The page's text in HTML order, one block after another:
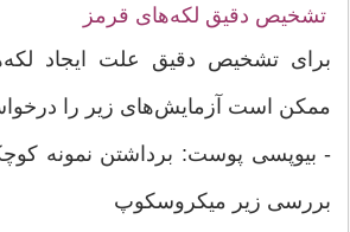
تشخیص دقیق لکه‌های قرمز
برای تشخیص دقیق علت ایجاد
ممکن است آزمایش‌های زیر را
- بیوپسی پوست: برداشتن نمونه
بررسی زیر میکروسکوپ